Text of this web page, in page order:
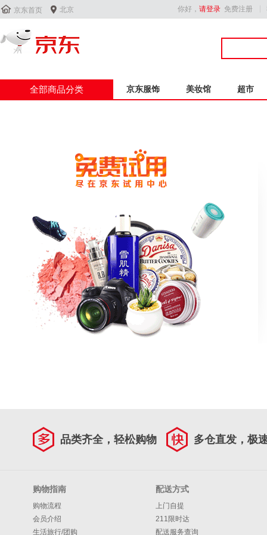
 京东首页  北京 你好， 请登录 免费注册
全部商品分类 京东服饰 美妆馆 超市
品类齐全，轻松购物 多仓直发，极
购物指南
购物流程
会员介绍
生活旅行/团购
配送方式
上门自提
211限时达
配送服务查询